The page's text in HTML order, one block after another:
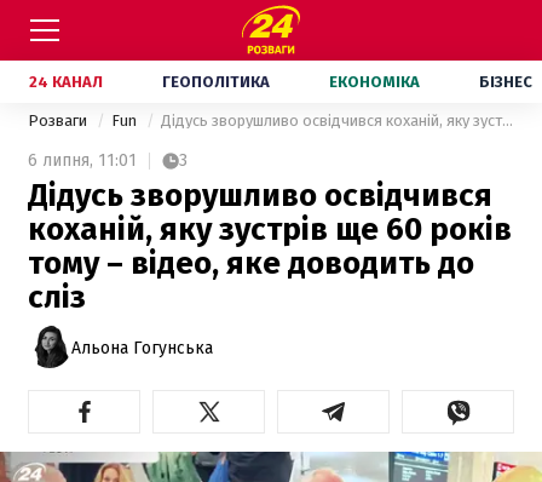
24 КАНАЛ ГЕОПОЛІТИКА ЕКОНОМІКА БІЗНЕС
Розваги Fun Дідусь зворушливо освідчився коханій, яку зустрів ще 60 років тому – відео, яке доводить до сліз
6 липня, 11:01 3
Дідусь зворушливо освідчився
коханій, яку зустрів ще 60 років
тому – відео, яке доводить до
сліз
Альона Гогунська